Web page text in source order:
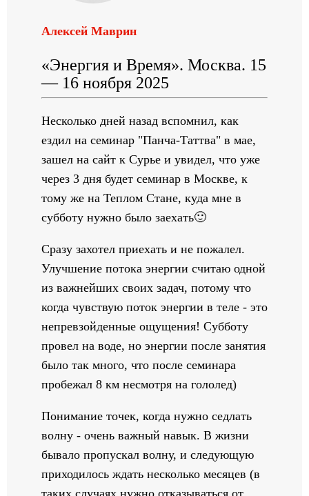
Алексей Маврин
«Энергия и Время». Москва. 15
— 16 ноября 2025
Несколько дней назад вспомнил, как
ездил на семинар "Панча-Таттва" в мае,
зашел на сайт к Сурье и увидел, что уже
через 3 дня будет семинар в Москве, к
тому же на Теплом Стане, куда мне в
субботу нужно было заехать🙂
Сразу захотел приехать и не пожалел.
Улучшение потока энергии считаю одной
из важнейших своих задач, потому что
когда чувствую поток энергии в теле - это
непревзойденные ощущения! Субботу
провел на воде, но энергии после занятия
было так много, что после семинара
пробежал 8 км несмотря на гололед)
Понимание точек, когда нужно седлать
волну - очень важный навык. В жизни
бывало пропускал волну, и следующую
приходилось ждать несколько месяцев (в
таких случаях нужно отказываться от